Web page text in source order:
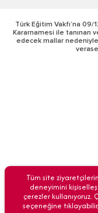
Türk Eğitim Vakfı’na
Kararnamesi ile tanınan
edecek mallar
Tüm site
deneyimini
çerezler kullanıyoruz.
seçeneğine